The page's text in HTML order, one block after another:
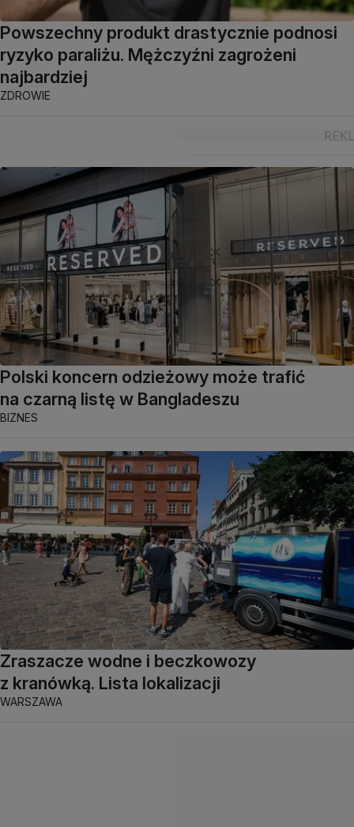
Powszechny produkt drastycznie podnosi
ryzyko paraliżu. Mężczyźni zagrożeni
najbardziej
ZDROWIE
Polski koncern odzieżowy może trafić
na czarną listę w Bangladeszu
BIZNES
Zraszacze wodne i beczkowozy
z kranówką. Lista lokalizacji
WARSZAWA